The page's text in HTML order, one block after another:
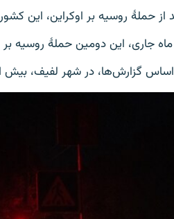
از حملۀ روسیه بر اوکراین، این
جاری، این دومین حملۀ روسیه
گزارش‌ها، در شهر لفیف، بیش از ۵۰۰ هزار نفر از برق محروم